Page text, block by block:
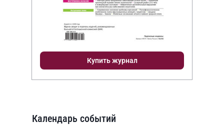
Купить журнал
Календарь событий